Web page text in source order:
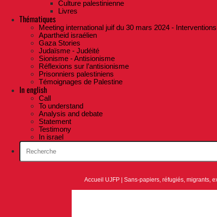
Culture palestinienne
Livres
Thématiques
Meeting international juif du 30 mars 2024 - Interventions
Apartheid israélien
Gaza Stories
Judaïsme - Judéité
Sionisme - Antisionisme
Réflexions sur l’antisionisme
Prisonniers palestiniens
Témoignages de Palestine
In english
Call
To understand
Analysis and debate
Statement
Testimony
In israel
Accueil UJFP |Sans-papiers, réfugiés, migrants,